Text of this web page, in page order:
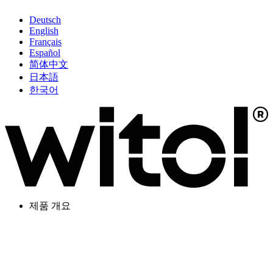
Deutsch
English
Français
Español
简体中文
日本語
한국어
제품 개요